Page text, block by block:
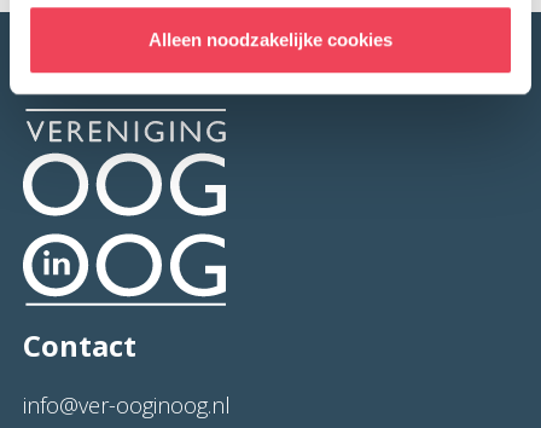
Alleen noodzakelijke cookies
Contact
info@ver-ooginoog.nl